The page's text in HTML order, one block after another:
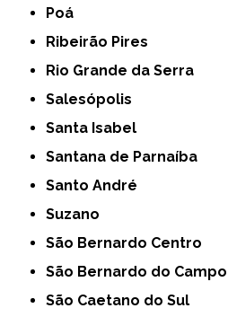
Poá
Ribeirão Pires
Rio Grande da Serra
Salesópolis
Santa Isabel
Santana de Parnaíba
Santo André
Suzano
São Bernardo Centro
São Bernardo do Campo
São Caetano do Sul